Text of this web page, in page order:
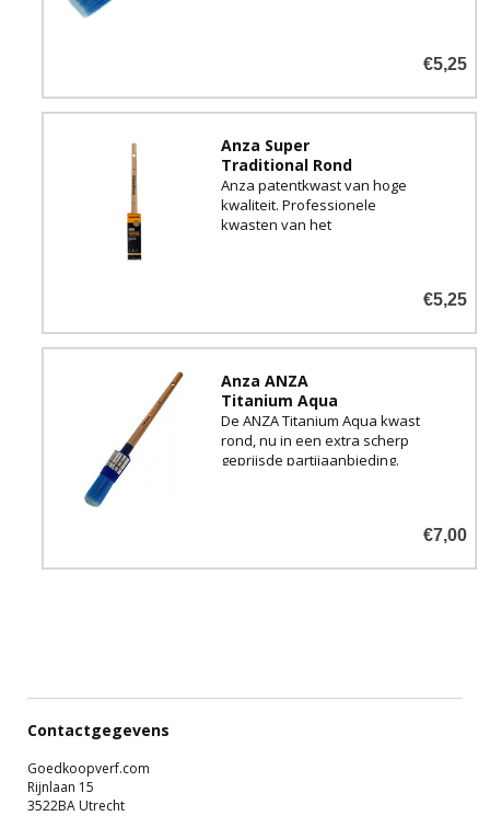
€5,25
Anza Super
Traditional Rond
Anza patentkwast van hoge
kwaliteit. Professionele
kwasten van het
€5,25
Anza ANZA
Titanium Aqua
De ANZA Titanium Aqua kwast
rond, nu in een extra scherp
geprijsde partijaanbieding.
€7,00
Contactgegevens
Goedkoopverf.com
Rijnlaan 15
3522BA Utrecht